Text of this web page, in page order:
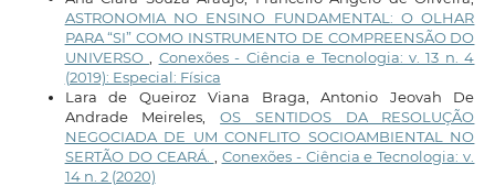
ASTRONOMIA NO ENSINO FUNDAMENTAL: O OLHAR
PARA “SI” COMO INSTRUMENTO DE COMPREENSÃO DO
UNIVERSO
Conexões - Ciência e Tecnologia: v. 13 n. 4
(2019): Especial: Física
Lara de Queiroz Viana Braga, Antonio Jeovah De
Andrade Meireles,OS SENTIDOS DA RESOLUÇÃO
NEGOCIADA DE UM CONFLITO SOCIOAMBIENTAL NO
SERTÃO DO CEARÁ.
Conexões - Ciência e Tecnologia: v.
14 n. 2 (2020)